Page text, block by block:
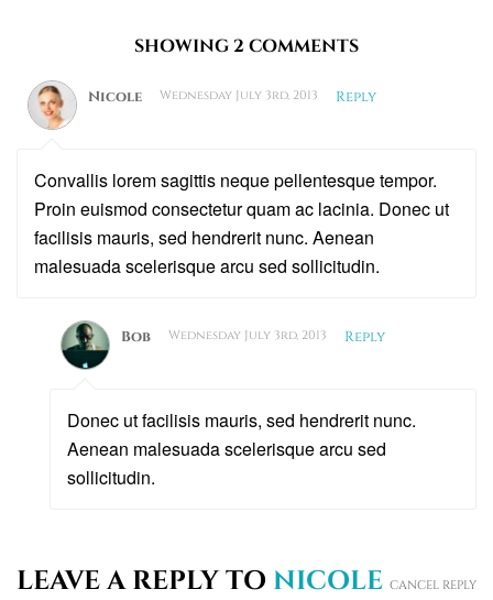
SHOWING 2 COMMENTS
Nicole Wednesday July 3rd, 2013 Reply
Convallis lorem sagittis neque pellentesque tempor.
Proin euismod consectetur quam ac lacinia. Donec ut
facilisis mauris, sed hendrerit nunc. Aenean
malesuada scelerisque arcu sed sollicitudin.
Bob Wednesday July 3rd, 2013 Reply
Donec ut facilisis mauris, sed hendrerit nunc.
Aenean malesuada scelerisque arcu sed
sollicitudin.
LEAVE A REPLY TO NICOLE CANCEL REPLY